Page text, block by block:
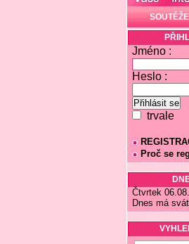
SOUTĚŽE
Jméno :
Heslo :
trvale
Proč se
Čtvrtek
Dnes má